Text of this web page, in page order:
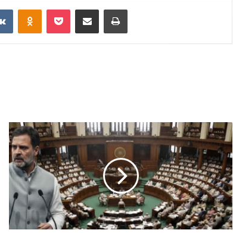
VKontakteOdnoklassniki
PocketShare via Email Print